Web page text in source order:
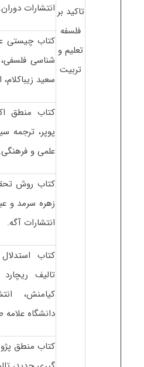
تاکید بر
فلسفه
تعلیم و
تربیت
انتشارات دوران.
کتاب چیستی
شناسی فلسفی،
سعید
کتاب منطق
پوپر، ترجمه
علمی و فرهنگی.
کتاب روش
زهره سرمد و
انتشارات آگه.
کتاب
تالیف
کیامنش،
دانشگاه علامه
کتاب منطق